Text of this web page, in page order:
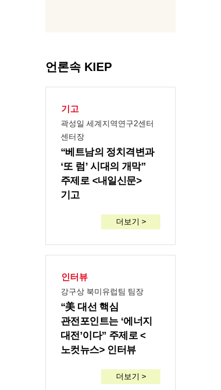
언론속 KIEP
기고
곽성일 세계지역연구2센터
센터장
“베트남의 정치격변과
‘또 럼’ 시대의 개막”
주제로 <내일신문>
기고
더보기 >
인터뷰
강구상 북미유럽팀 팀장
“美 대선 핵심
관전포인트는 ‘에너지
대전’이다” 주제로 <
노컷뉴스> 인터뷰
더보기 >